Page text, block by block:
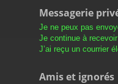
Messagerie
Je ne peux pas
Je continue à
J’ai reçu un courrier
Amis et ignorés